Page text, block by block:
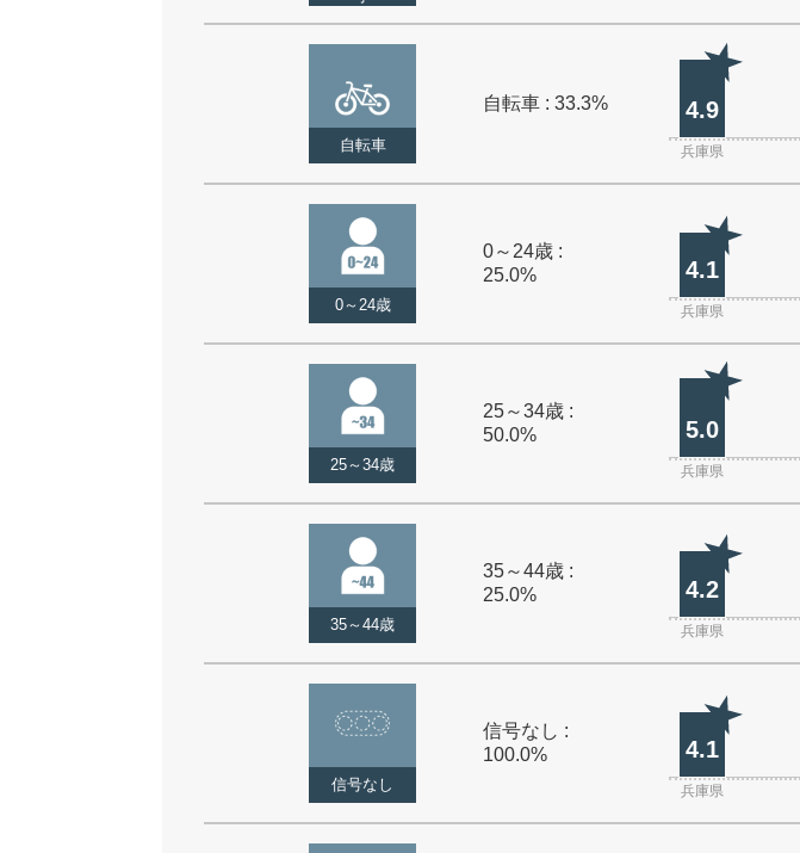
自転車
自転車 : 33.3% 4.9
兵庫県
0～24歳
0～24歳 :
25.0%
4.1
兵庫県
25～34歳
25～34歳 :
50.0%
5.0
兵庫県
35～44歳
35～44歳 :
25.0%
4.2
兵庫県
信号なし
信号なし :
100.0%
4.1
兵庫県